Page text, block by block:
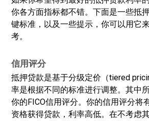
你各方面指标都不错。下面是一些抵
键标准，以及一些提示，你可以用它
考。
信用评分
抵押贷款是基于分级定价（tiered
率是根据不同的标准进行调整。其中
你的FICO信用评分。你的信用评分将
资格获得贷款，利率高低。在不考虑